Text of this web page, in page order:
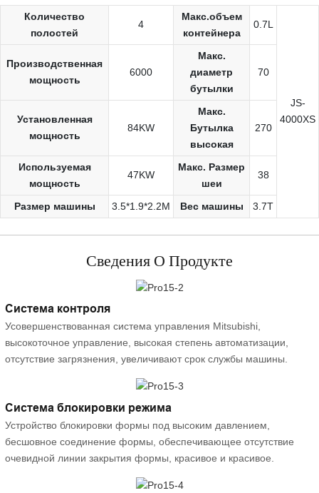
Количество
полостей
4
Макс.объем
контейнера
0.7L
JS-
4000XS
Производственная
мощность
6000
Макс.
диаметр
бутылки
70
Установленная
мощность
84KW
Макс.
Бутылка
высокая
270
Используемая
мощность
47KW
Макс. Размер
шеи
38
Размер машины 3.5*1.9*2.2M Вес машины 3.7T
Сведения О Продукте
Система контроля
Усовершенствованная система управления Mitsubishi,
высокоточное управление, высокая степень автоматизации,
отсутствие загрязнения, увеличивают срок службы машины.
Система блокировки режима
Устройство блокировки формы под высоким давлением,
бесшовное соединение формы, обеспечивающее отсутствие
очевидной линии закрытия формы, красивое и красивое.